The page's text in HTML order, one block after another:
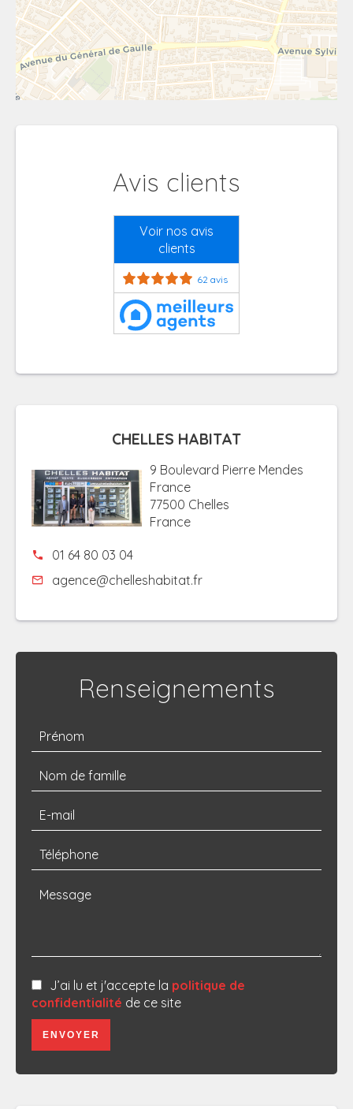
Avis clients
Voir nos avis
clients
62 avis
CHELLES HABITAT
9 Boulevard Pierre Mendes
France
77500 Chelles
France
01 64 80 03 04
agence@chelleshabitat.fr
Renseignements
J’ai lu et j'accepte la politique de
confidentialité de ce site
ENVOYER